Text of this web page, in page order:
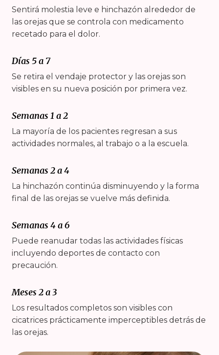
Sentirá molestia leve e hinchazón alrededor de
las orejas que se controla con medicamento
recetado para el dolor.
Días 5 a 7
Se retira el vendaje protector y las orejas son
visibles en su nueva posición por primera vez.
Semanas 1 a 2
La mayoría de los pacientes regresan a sus
actividades normales, al trabajo o a la escuela.
Semanas 2 a 4
La hinchazón continúa disminuyendo y la forma
final de las orejas se vuelve más definida.
Semanas 4 a 6
Puede reanudar todas las actividades físicas
incluyendo deportes de contacto con
precaución.
Meses 2 a 3
Los resultados completos son visibles con
cicatrices prácticamente imperceptibles detrás de
las orejas.